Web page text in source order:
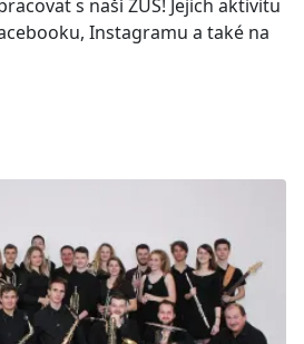
s naší ZUŠ! Jejich aktivitu
Instagramu a také na